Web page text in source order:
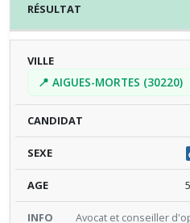
📍 AIGUES-MORTES (30220)
Avocat et conseiller